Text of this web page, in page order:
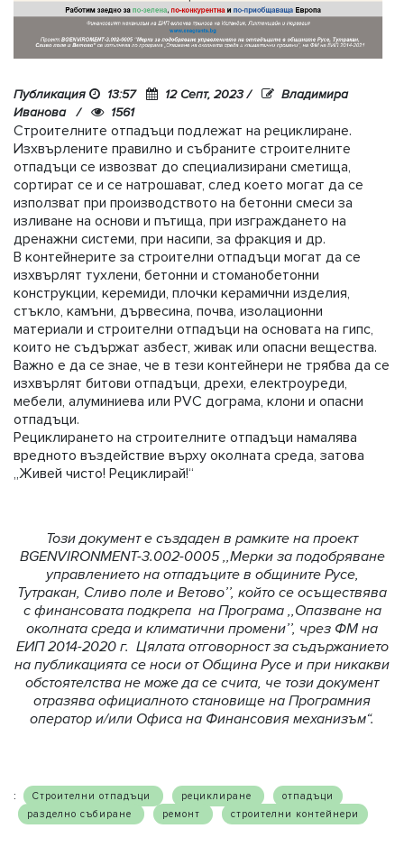
Публикация 13:57 12 Септ, 2023 /
Владимира
Иванова /
1561
Строителните отпадъци подлежат на рециклиране.
Изхвърлените правилно и събраните строителните
отпадъци се извозват до специализирани сметища,
сортират се и се натрошават, след което могат да се
използват при производството на бетонни смеси за
изливане на основи и пътища, при изграждането на
дренажни системи, при насипи, за фракция и др.
В контейнерите за строителни отпадъци могат да се
изхвърлят тухлени, бетонни и стоманобетонни
конструкции, керемиди, плочки керамични изделия,
стъкло, камъни, дървесина, почва, изолационни
материали и строителни отпадъци на основата на гипс,
които не съдържат азбест, живак или опасни вещества.
Важно е да се знае, че в тези контейнери не трябва да се
изхвърлят битови отпадъци, дрехи, електроуреди,
мебели, алуминиева или PVC дограма, клони и опасни
отпадъци.
Рециклирането на строителните отпадъци намалява
вредното въздействие върху околната среда, затова
„Живей чисто! Рециклирай!“
Този документ е създаден в рамките на проект
BGENVIRONMENT-3.002-0005 ,,Мерки за подобряване
управлението на отпадъците в общините Русе,
Тутракан, Сливо поле и Ветово’’, който се осъществява
с финансовата подкрепа на Програма ,,Опазване на
околната среда и климатични промени’’, чрез ФМ на
ЕИП 2014-2020 г. Цялата отговорност за съдържанието
на публикацията се носи от Община Русе и при никакви
обстоятелства не може да се счита, че този документ
отразява официалното становище на Програмния
оператор и/или Офиса на Финансовия механизъм“.
: Строителни отпадъци рециклиране
отпадъци
разделно събиране
ремонт строителни контейнери